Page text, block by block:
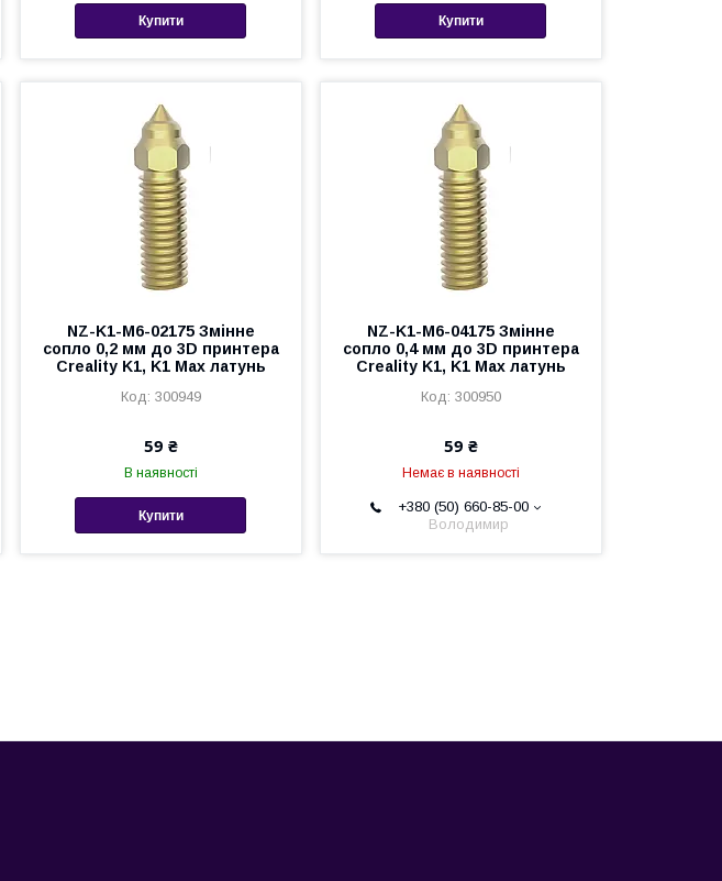
Купити Купити
NZ-K1-M6-02175 Змінне
сопло 0,2 мм до 3D принтера
Creality K1, K1 Max латунь
300949
59 ₴
В наявності
Купити
NZ-K1-M6-04175 Змінне
сопло 0,4 мм до 3D принтера
Creality K1, K1 Max латунь
300950
59 ₴
Немає в наявності
+380 (50) 660-85-00
Володимир